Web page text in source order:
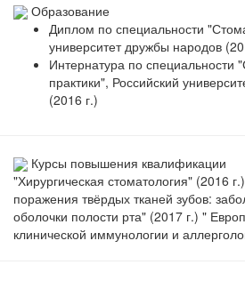
Образование
Диплом по специальности
университет дружбы народов
Интернатура по специальности
практики", Российский
(2016 г.)
Курсы повышения квалификации
"Хирургическая стоматология" (2016
поражения твёрдых тканей зубов:
оболочки полости рта" (2017 г.) "
клинической иммунологии и